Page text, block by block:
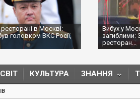
ресторані в Москві:
головком ВКС Росії,
Вибух у
загиблими:
ресторан...
СВІТ КУЛЬТУРА ЗНАННЯ